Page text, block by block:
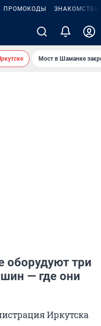
ПРОМОКОДЫ ЗНАКОМСТВА
Мост в Шаманке
оборудуют три
— где они
Иркутска